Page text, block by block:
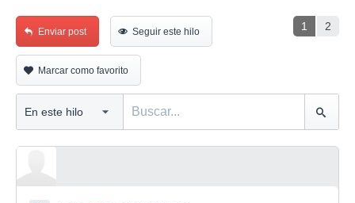
1 2
Enviar post Seguir este hilo
Marcar como favorito